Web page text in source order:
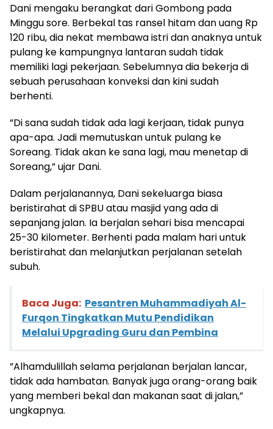
Dani mengaku berangkat dari Gombong pada
Minggu sore. Berbekal tas ransel hitam dan uang Rp
120 ribu, dia nekat membawa istri dan anaknya untuk
pulang ke kampungnya lantaran sudah tidak
memiliki lagi pekerjaan. Sebelumnya dia bekerja di
sebuah perusahaan konveksi dan kini sudah
berhenti.
”Di sana sudah tidak ada lagi kerjaan, tidak punya
apa-apa. Jadi memutuskan untuk pulang ke
Soreang. Tidak akan ke sana lagi, mau menetap di
Soreang,” ujar Dani.
Dalam perjalanannya, Dani sekeluarga biasa
beristirahat di SPBU atau masjid yang ada di
sepanjang jalan. Ia berjalan sehari bisa mencapai
25-30 kilometer. Berhenti pada malam hari untuk
beristirahat dan melanjutkan perjalanan setelah
subuh.
Baca Juga: Pesantren Muhammadiyah Al-
Furqon Tingkatkan Mutu Pendidikan
Melalui Upgrading Guru dan Pembina
”Alhamdulillah selama perjalanan berjalan lancar,
tidak ada hambatan. Banyak juga orang-orang baik
yang memberi bekal dan makanan saat di jalan,”
ungkapnya.